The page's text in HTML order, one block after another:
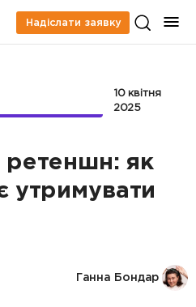
Надіслати заявку
10 квітня
2025
ретеншн: як
утримувати
Ганна Бондар